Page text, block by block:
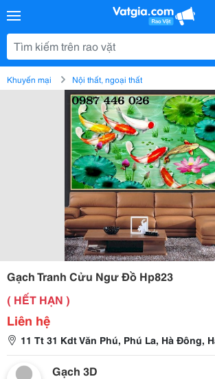
Khuyến mại Nội thất, ngoại thất
Gạch Tranh Cửu Ngư Đồ Hp823
( HẾT HẠN )
Liên hệ
11 Tt 31 Kdt Văn Phú, Phú La, Hà Đông,
Gạch 3D